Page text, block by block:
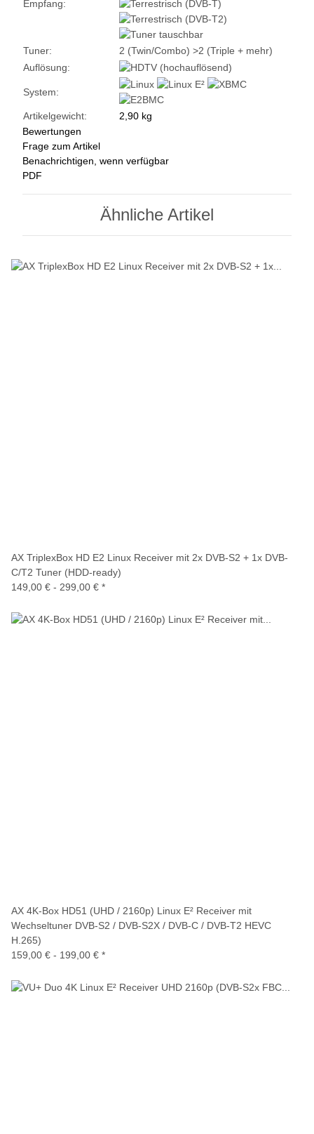
Empfang:
Tuner: 2 (Twin/Combo) >2 (Triple + mehr)
Auflösung:
System:
Artikelgewicht: 2,90 kg
Bewertungen
Frage zum Artikel
Benachrichtigen, wenn verfügbar
PDF
Ähnliche Artikel
AX TriplexBox HD E2 Linux Receiver mit 2x DVB-S2 + 1x DVB-
C/T2 Tuner (HDD-ready)
149,00 € - 299,00 € *
AX 4K-Box HD51 (UHD / 2160p) Linux E² Receiver mit
Wechseltuner DVB-S2 / DVB-S2X / DVB-C / DVB-T2 HEVC
H.265)
159,00 € - 199,00 € *